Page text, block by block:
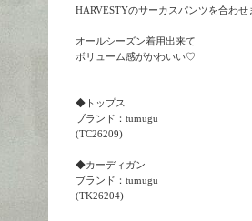
HARVESTYのサーカスパンツを合わせ
オールシーズン着用出来て
ボリューム感がかわいい♡
◆トップス
ブランド：tumugu
(TC26209)
◆カーディガン
ブランド：tumugu
(TK26204)